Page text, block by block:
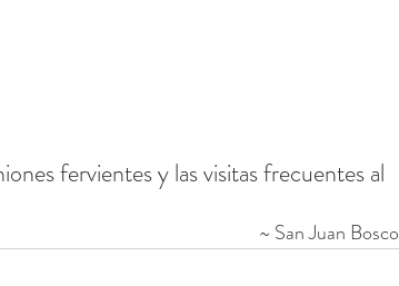
fervientes y las visitas frecuentes al
~ San Juan Bosco